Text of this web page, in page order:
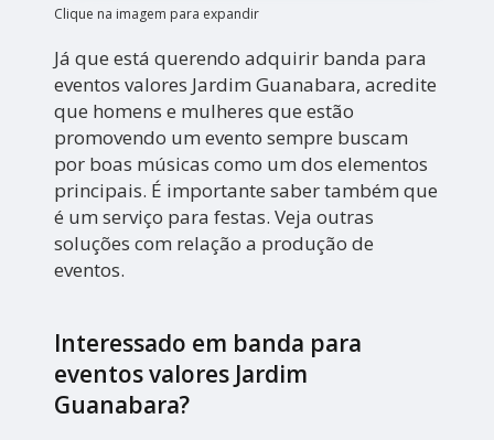
Clique na imagem para expandir
Já que está querendo adquirir banda para
eventos valores Jardim Guanabara, acredite
que homens e mulheres que estão
promovendo um evento sempre buscam
por boas músicas como um dos elementos
principais. É importante saber também que
é um serviço para festas. Veja outras
soluções com relação a produção de
eventos.
Interessado em banda para
eventos valores Jardim
Guanabara?